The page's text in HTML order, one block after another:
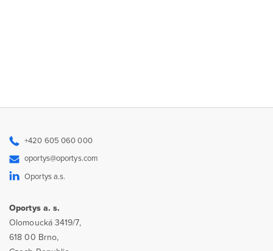
+420 605 060 000
oportys@oportys.com
Oportys a.s.
Oportys a. s.
Olomoucká 3419/7,
618 00 Brno,